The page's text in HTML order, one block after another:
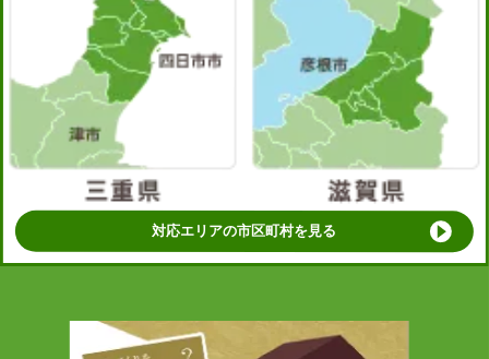
対応エリアの市区町村を見る